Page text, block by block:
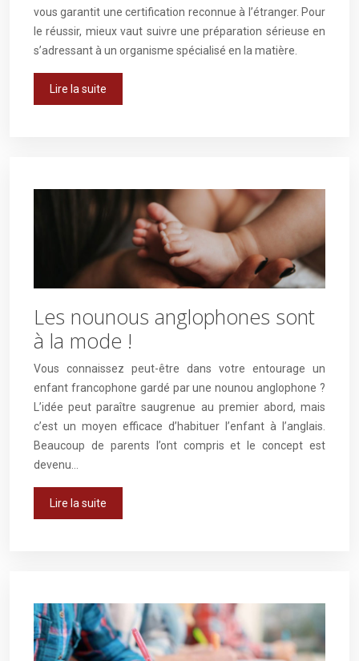
vous garantit une certification reconnue à l’étranger. Pour
le réussir, mieux vaut suivre une préparation sérieuse en
s’adressant à un organisme spécialisé en la matière.
Lire la suite
Les nounous anglophones sont
à la mode !
Vous connaissez peut-être dans votre entourage un
enfant francophone gardé par une nounou anglophone ?
L’idée peut paraître saugrenue au premier abord, mais
c’est un moyen efficace d’habituer l’enfant à l’anglais.
Beaucoup de parents l’ont compris et le concept est
devenu…
Lire la suite